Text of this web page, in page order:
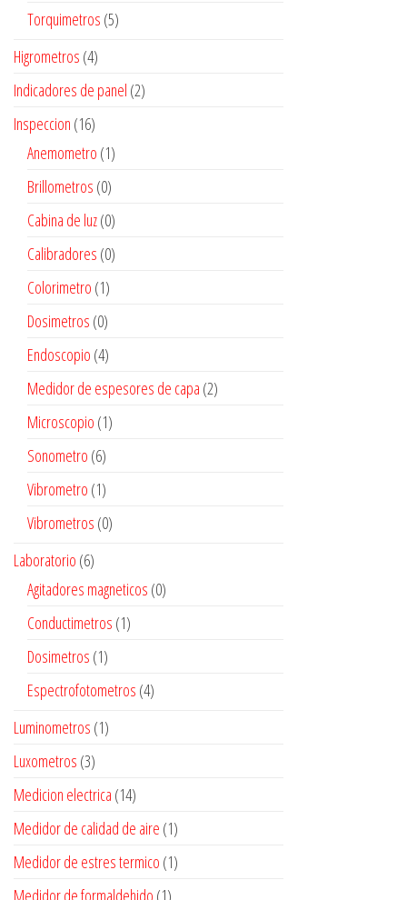
Torquimetros (5)
Higrometros (4)
Indicadores de panel (2)
Inspeccion (16)
Anemometro (1)
Brillometros (0)
Cabina de luz(0)
Calibradores (0)
Colorimetro (1)
Dosimetros (0)
Endoscopio (4)
Medidor de espesores de capa (2)
Microscopio (1)
Sonometro (6)
Vibrometro (1)
Vibrometros (0)
Laboratorio (6)
Agitadores magneticos (0)
Conductimetros (1)
Dosimetros (1)
Espectrofotometros (4)
Luminometros (1)
Luxometros (3)
Medicion electrica (14)
Medidor de calidad de aire (1)
Medidor de estres termico (1)
Medidor de formaldehido (1)